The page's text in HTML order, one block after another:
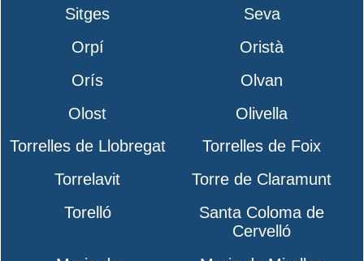
Sitges
Seva
Orpí
Oristà
Orís
Olvan
Olost
Olivella
Torrelles de Llobregat
Torrelles de Foix
Torrelavit
Torre de Claramunt
Torelló
Santa Coloma de
Cervelló